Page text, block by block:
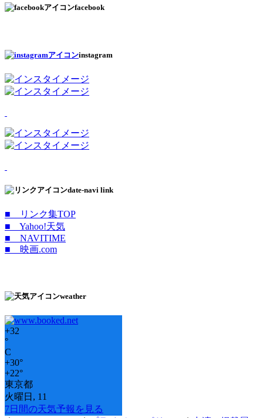
facebook
instagram
date-navi link
■ リンク集TOP
■ Yahoo!天気
■ NAVITIME
■ 映画.com
weather
+32
°
C
+30°
+22°
東京都
火曜日, 11
7日間の天気予報を見る